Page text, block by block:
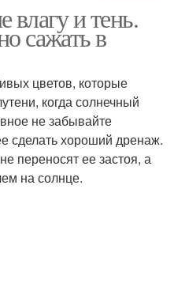
и тень.
сажать в
цветов, которые
когда солнечный
не забывайте
сделать хороший дренаж.
переносят ее застоя, а
на солнце.